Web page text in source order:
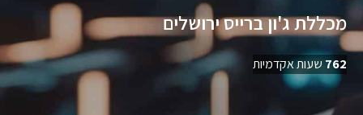
מכללת ג'ון ברייס ירושלים
762 שעות אקדמיות